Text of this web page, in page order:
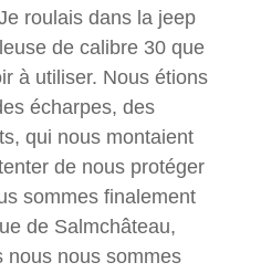
roulais dans la jeep
de calibre 30 que
à utiliser. Nous étions
écharpes, des
qui nous montaient
de nous protéger
sommes finalement
de Salmchâteau,
nous nous sommes